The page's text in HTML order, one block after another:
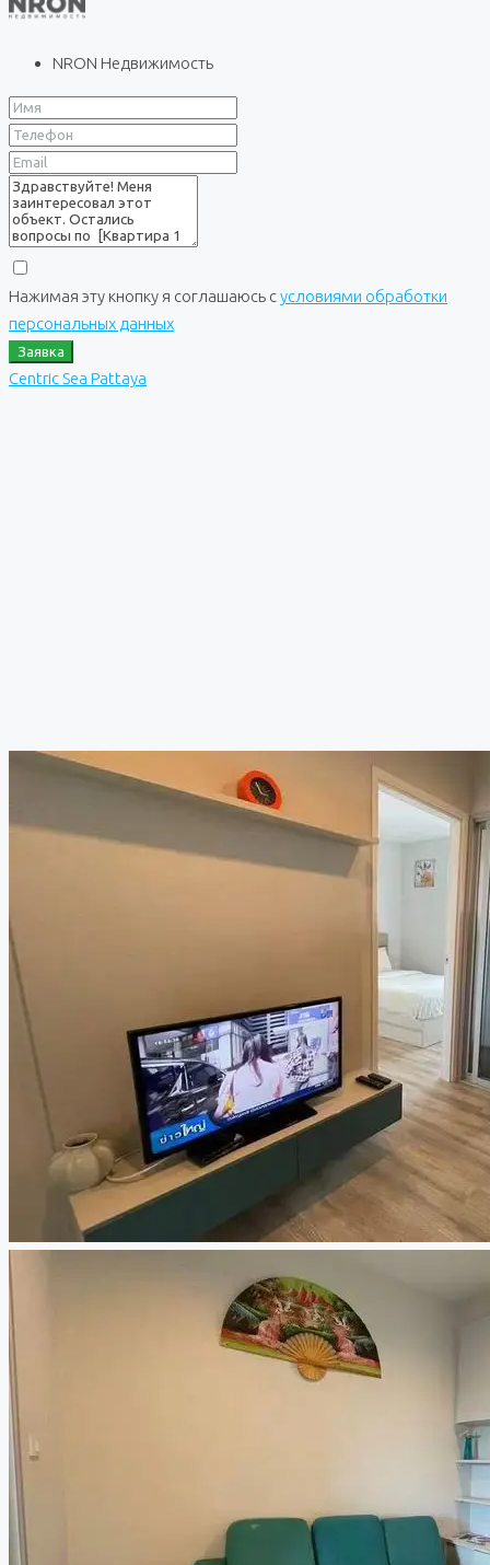
NRON Недвижимость
Нажимая эту кнопку я соглашаюсь сусловиями обработки
персональных данных
Заявка
Centric Sea Pattaya